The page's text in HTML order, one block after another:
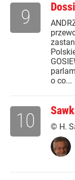
o co...
9
© H.
10